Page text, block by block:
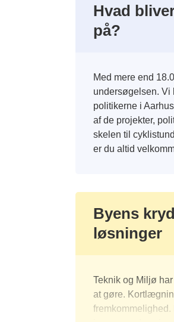
Hvad
på?
Med mere end
undersøgelsen. Vi
politikerne i
af de projekter,
skelen til
er du altid
Byens
løsninger
Teknik og Miljø
at gøre.
fremkommelighed.